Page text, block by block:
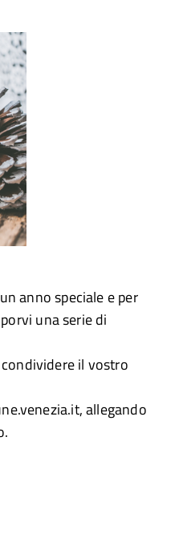
anno speciale e per
una serie di
il vostro
allegando